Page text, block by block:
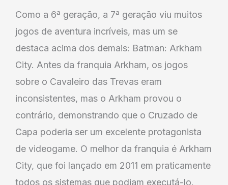
Como a 6ª geração, a 7ª geração viu muitos
jogos de aventura incríveis, mas um se
destaca acima dos demais: Batman: Arkham
City. Antes da franquia Arkham, os jogos
sobre o Cavaleiro das Trevas eram
inconsistentes, mas o Arkham provou o
contrário, demonstrando que o Cruzado de
Capa poderia ser um excelente protagonista
de videogame. O melhor da franquia é Arkham
City, que foi lançado em 2011 em praticamente
todos os sistemas que podiam executá-lo.